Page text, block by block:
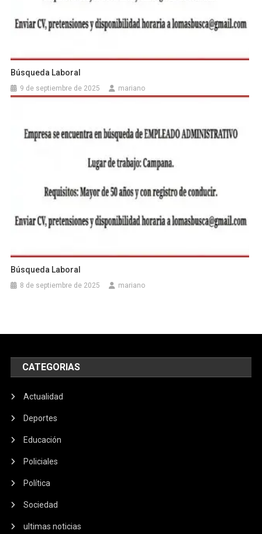
Búsqueda Laboral
9 de septiembre de 2025 mariano
Búsqueda Laboral
8 de septiembre de 2025 mariano
CATEGORIAS
Actualidad
Deportes
Educación
Policiales
Política
Sociedad
ultimas noticias